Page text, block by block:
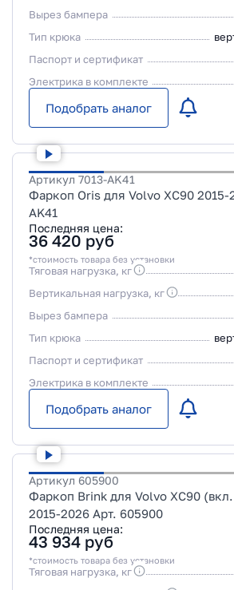
Вырез бампера
Тип крюка
Паспорт и сертификат
Электрика в комплекте
Подобрать аналог
Артикул 7013-AK41
Фаркоп Oris для Volvo XC90 2015-
AK41
Последняя цена:
36 420 руб
*стоимость товара без установки
Тяговая нагрузка, кг
Вертикальная нагрузка, кг
Вырез бампера
Тип крюка
Паспорт и сертификат
Электрика в комплекте
Подобрать аналог
Артикул 605900
Фаркоп Brink для Volvo XC90
2015-2026 Арт. 605900
Последняя цена:
43 934 руб
*стоимость товара без установки
Тяговая нагрузка, кг